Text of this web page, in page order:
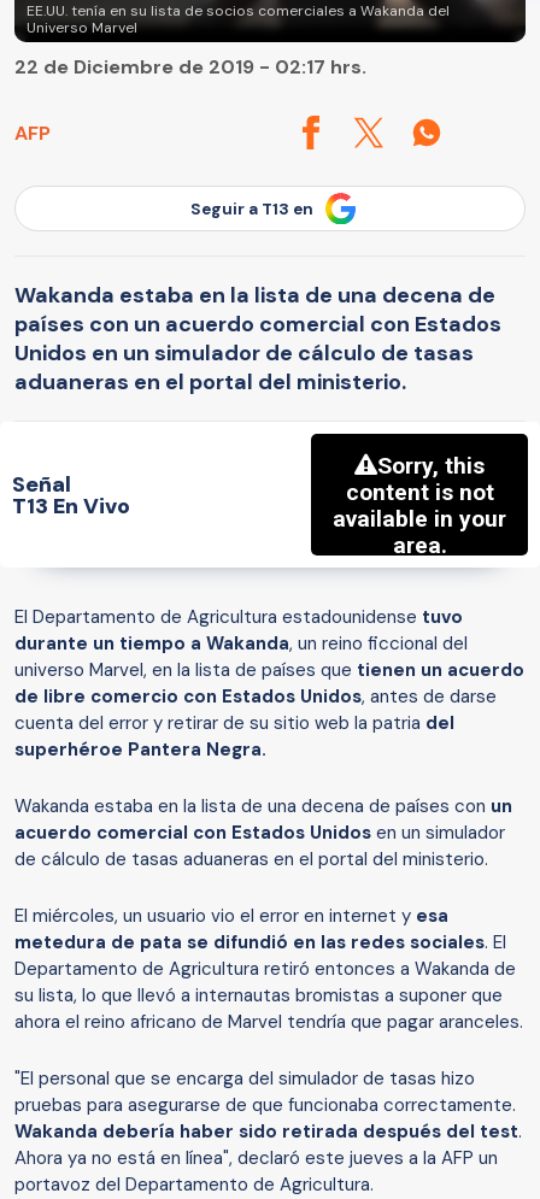
EE.UU. tenía en su lista de socios comerciales a Wakanda del
Universo Marvel
AFP
22 de Diciembre de 2019 - 02:17 hrs.
Seguir a T13 en
Wakanda estaba en la lista de una decena de
países con un acuerdo comercial con Estados
Unidos en un simulador de cálculo de tasas
aduaneras en el portal del ministerio.
Señal
T13 En Vivo
El Departamento de Agricultura estadounidense tuvo
durante un tiempo a Wakanda, un reino ficcional del
universo Marvel, en la lista de países que tienen un acuerdo
de libre comercio con Estados Unidos, antes de darse
cuenta del error y retirar de su sitio web la patria del
superhéroe Pantera Negra.
Wakanda estaba en la lista de una decena de países con un
acuerdo comercial con Estados Unidos en un simulador
de cálculo de tasas aduaneras en el portal del ministerio.
El miércoles, un usuario vio el error en internet y esa
metedura de pata se difundió en las redes sociales. El
Departamento de Agricultura retiró entonces a Wakanda de
su lista, lo que llevó a internautas bromistas a suponer que
ahora el reino africano de Marvel tendría que pagar aranceles.
"El personal que se encarga del simulador de tasas hizo
pruebas para asegurarse de que funcionaba correctamente.
Wakanda debería haber sido retirada después del test.
Ahora ya no está en línea", declaró este jueves a la AFP un
portavoz del Departamento de Agricultura.